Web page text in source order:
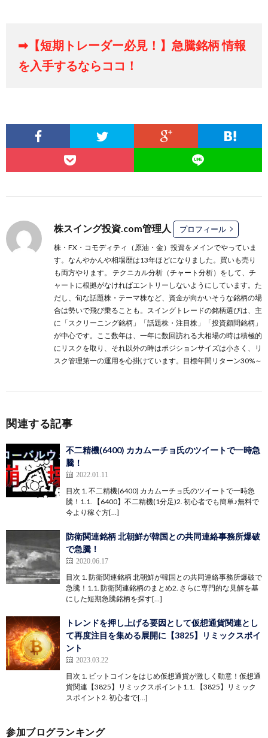
➡【短期トレーダー必見！】急騰銘柄 情報
を入手するならココ！
株スイング投資.com管理人 プロフィール
株・FX・コモディティ（原油・金）投資をメインでやっていま
す。なんやかんや相場歴は13年ほどになりました。買いも売り
も両方やります。 テクニカル分析（チャート分析）をして、チ
ャートに根拠がなければエントリーしないようにしています。た
だし、旬な話題株・テーマ株など、資金が向かいそうな銘柄の場
合は勢いで飛び乗ることも。スイングトレードの銘柄選びは、主
に 「スクリーニング銘柄」 「話題株・注目株」
「投資顧問銘柄」
が中心です。ここ数年は、一年に数回訪れる大相場の時は積極的
にリスクを取り、それ以外の時はポジションサイズは小さく、リ
スク管理第一の運用を心掛けています。目標年間リターン30%～
関連する記事
不二精機(6400) カカムーチョ氏のツイートで一時急
騰！
2022.01.11
目次 1. 不二精機(6400) カカムーチョ氏のツイートで一時急
騰！1.1. 【6400】不二精機(1分足)2. 初心者でも簡単♪無料で
今より稼ぐ方[…]
防衛関連銘柄 北朝鮮が韓国との共同連絡事務所爆破
で急騰！
2020.06.17
目次 1. 防衛関連銘柄 北朝鮮が韓国との共同連絡事務所爆破で
急騰！1.1. 防衛関連銘柄のまとめ2. さらに専門的な見解を基
にした短期急騰銘柄を探す[…]
トレンドを押し上げる要因として仮想通貨関連とし
て再度注目を集める展開に【3825】リミックスポイ
ント
2023.03.22
目次 1. ビットコインをはじめ仮想通貨が激しく動意！仮想通
貨関連【3825】リミックスポイント1.1. 【3825】リミック
スポイント2. 初心者で[…]
参加ブログランキング